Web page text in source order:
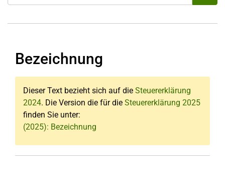
Bezeichnung
Dieser Text bezieht sich auf die Steuererklärung
2024. Die Version die für die Steuererklärung 2025
finden Sie unter:
(2025): Bezeichnung